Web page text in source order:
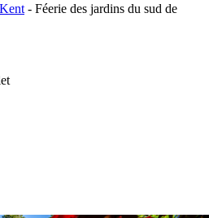
Kent - Féerie des jardins du sud de